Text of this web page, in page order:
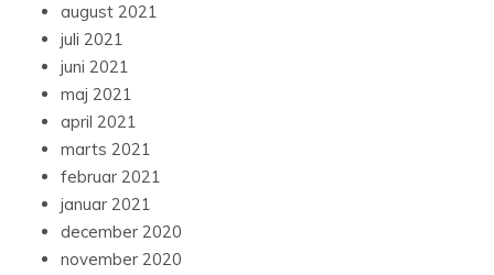
august 2021
juli 2021
juni 2021
maj 2021
april 2021
marts 2021
februar 2021
januar 2021
december 2020
november 2020